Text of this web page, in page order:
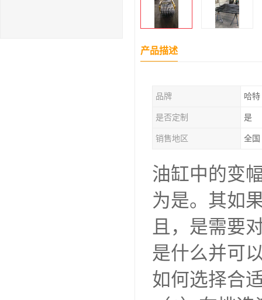
产品描述
品牌 哈特
是否定制 是
销售地区 全国
油缸中的变
为是。其如
且，是需要
是什么并可
如何选择合